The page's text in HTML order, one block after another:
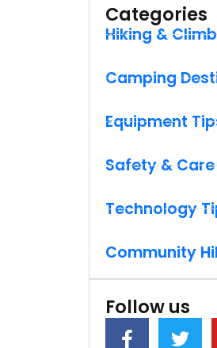
Categories
Hiking &
Camping
Equipment
Safety & Care
Technology
Community
Follow us